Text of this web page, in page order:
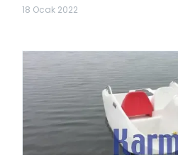
18 Ocak 2022